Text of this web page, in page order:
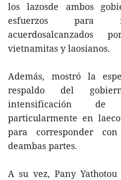
los lazosde ambos
esfuerzos para
acuerdosalcanzados
vietnamitas y laosianos.
Además, mostró la
respaldo del
intensificación de
particularmente en
para corresponder
deambas partes.
A su vez, Pany